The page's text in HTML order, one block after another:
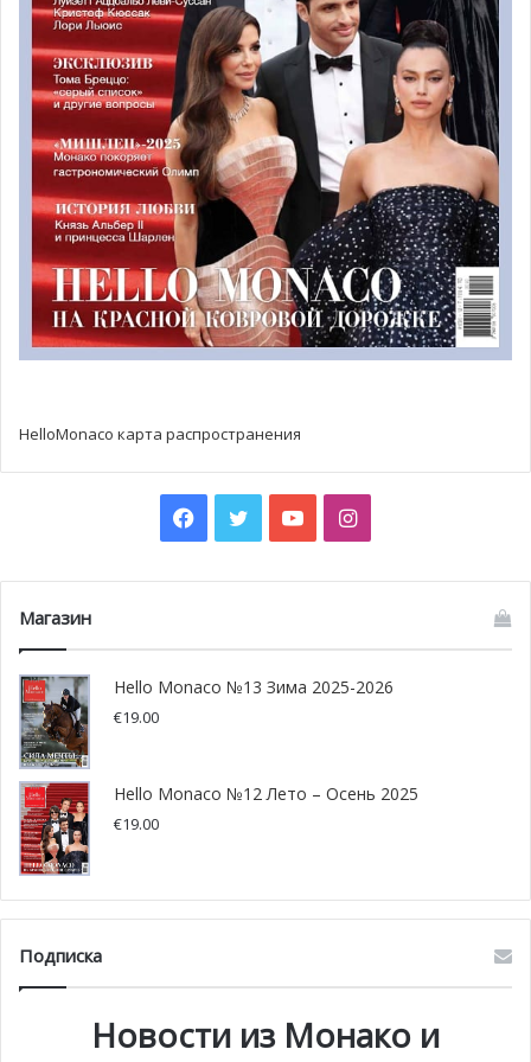
HelloMonaco карта распространения
Facebook
TwitterYouTubeInstagram
Магазин
Hello Monaco №13 Зима 2025-2026
€19.00
Hello Monaco №12 Лето – Осень 2025
€19.00
Подписка
Новости из Монако и